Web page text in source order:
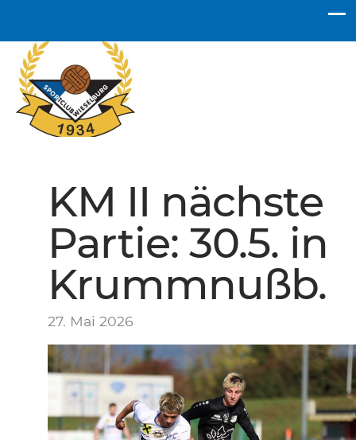
KM II nächste
Partie: 30.5. in
Krummnußb.
27. Mai 2026